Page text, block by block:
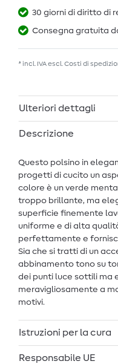
30 giorni di diritto di
Consegna gratuita
* incl. IVA escl. Costi di
Ulteriori dettagli
Descrizione
Questo polsino in
progetti di cucito un
colore è un verde
troppo brillante, ma
superficie finemente
uniforme e di alta
perfettamente e
Sia che si tratti di un
abbinamento tono su
dei punti luce sottili ma
meravigliosamente a
motivi.
Istruzioni per la cura
Responsabile UE